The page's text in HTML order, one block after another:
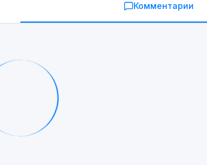
Комментарии